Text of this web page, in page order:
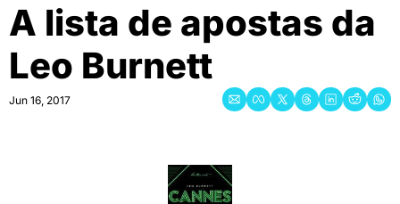
A lista de apostas da
Leo Burnett
Jun 16, 2017